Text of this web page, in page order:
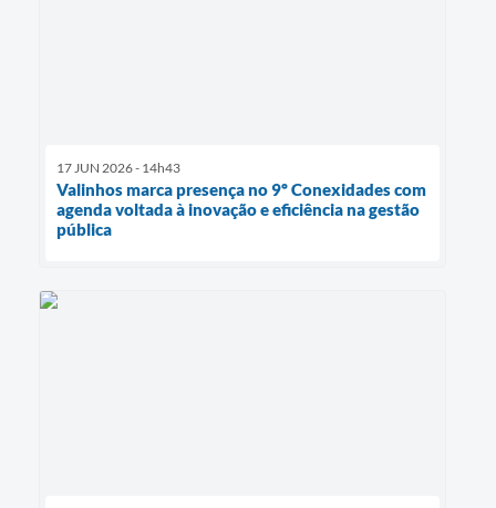
17 JUN 2026 - 14h43
Valinhos marca presença no 9º Conexidades com
agenda voltada à inovação e eficiência na gestão
pública